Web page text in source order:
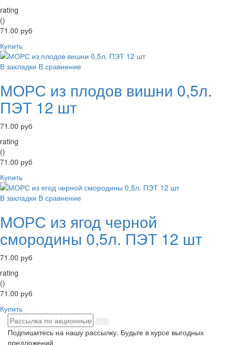
rating
()
71.00 руб
Купить
В закладки В сравнение
МОРС из плодов вишни 0,5л.
ПЭТ 12 шт
71.00 руб
rating
()
71.00 руб
Купить
В закладки В сравнение
МОРС из ягод черной
смородины 0,5л. ПЭТ 12 шт
71.00 руб
rating
()
71.00 руб
Купить
Подпишитесь на нашу рассылку. Будьте в курсе выгодных
предложений